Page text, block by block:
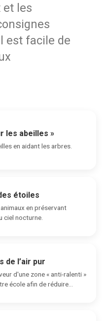
et les
est facile de
les abeilles »
en aidant les arbres.
étoiles
en préservant
ciel nocturne.
de l’air pur
d'une zone « anti-ralenti »
école afin de réduire...